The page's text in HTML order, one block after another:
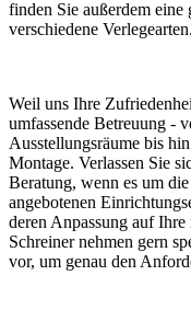
finden Sie außerdem
verschiedene Verlegearten.
Weil uns Ihre
umfassende Betreuung -
Ausstellungsräume bis
Montage. Verlassen Sie
Beratung, wenn es um
angebotenen
deren Anpassung auf
Schreiner nehmen gern
vor, um genau den